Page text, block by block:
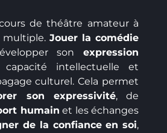
cours de théâtre amateur à
multiple. Jouer la comédie
son expression
intellectuelle et
culturel. Cela permet
son expressivité, de
humain et les échanges
de la confiance en soi,